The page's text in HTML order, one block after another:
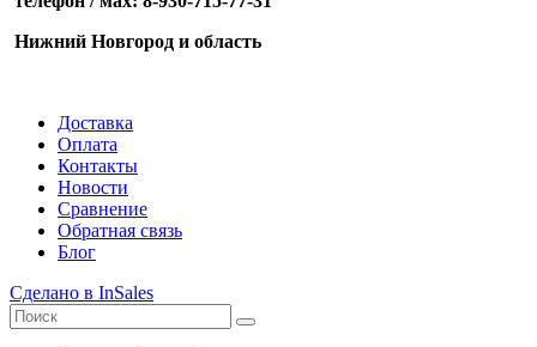
Нижний Новгород и область
Доставка
Оплата
Контакты
Новости
Сравнение
Обратная связь
Блог
Сделано в InSales